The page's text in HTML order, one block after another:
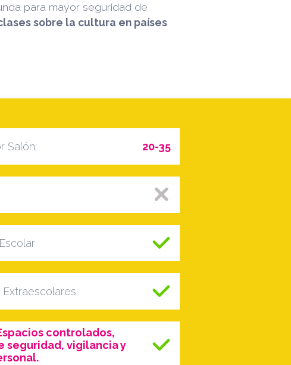
para mayor seguridad de
sobre la cultura en países
Salón: 20-35
controlados,
seguridad, vigilancia y